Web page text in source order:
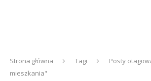
Strona główna Tagi
Posty
mieszkania"